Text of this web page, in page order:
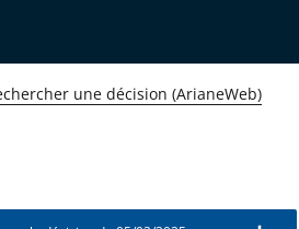
une décision (ArianeWeb)